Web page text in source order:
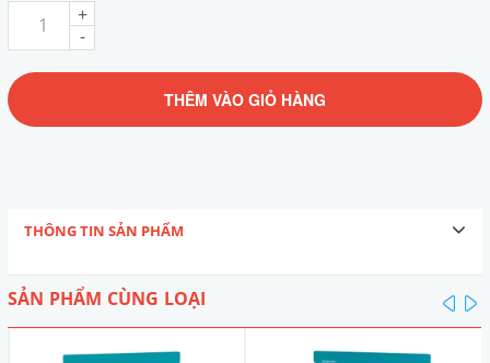
-
+
THÊM VÀO GIỎ HÀNG
THÔNG TIN SẢN PHẨM
SẢN PHẨM CÙNG LOẠI